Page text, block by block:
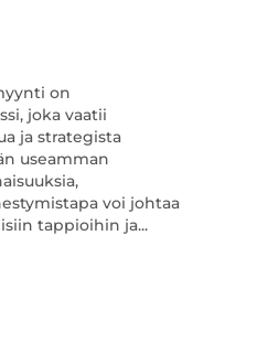
on
joka vaatii
ja strategista
useamman
voi johtaa
tappioihin ja...